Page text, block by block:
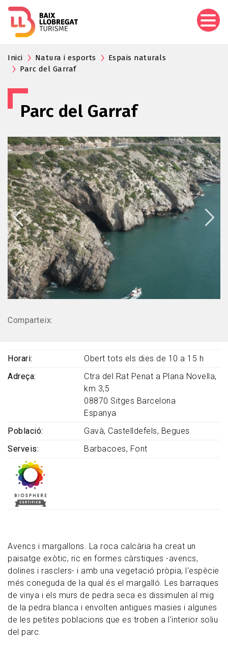
Inici Natura i esports
Espais naturals
Parc del Garraf
Parc del Garraf
Comparteix:
Avencs i margallons. La roca calcària ha creat un
paisatge exòtic, ric en formes càrstiques -avencs,
dolines i rasclers- i amb una vegetació pròpia, l'espècie
més coneguda de la qual és el margalló. Les barraques
de vinya i els murs de pedra seca es dissimulen al mig
de la pedra blanca i envolten antigues masies i algunes
de les petites poblacions que es troben a l'interior soliu
del parc.
Horari
Obert tots els dies de 10 a 15 h
Adreça
Ctra del Rat Penat a Plana Novella,
km 3,5
08870 Sitges Barcelona
Espanya
Població
Gavà Castelldefels
Begues
Serveis
Barbacoes Font